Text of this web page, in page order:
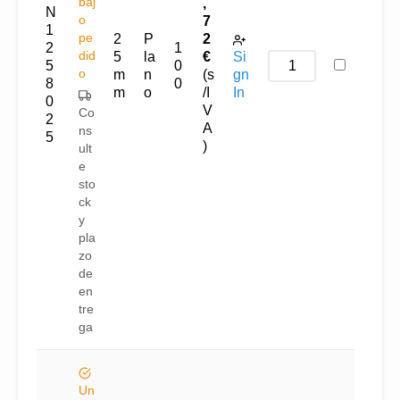
N
1
2
5
8
0
2
5
o
pe
did
o
Co
ns
ult
e
sto
ck
y
pla
zo
de
en
tre
ga
2
5
m
m
P
la
n
o
1
0
0
,
7
2
€
(s
/I
V
A
)
Si
gn
In
Un